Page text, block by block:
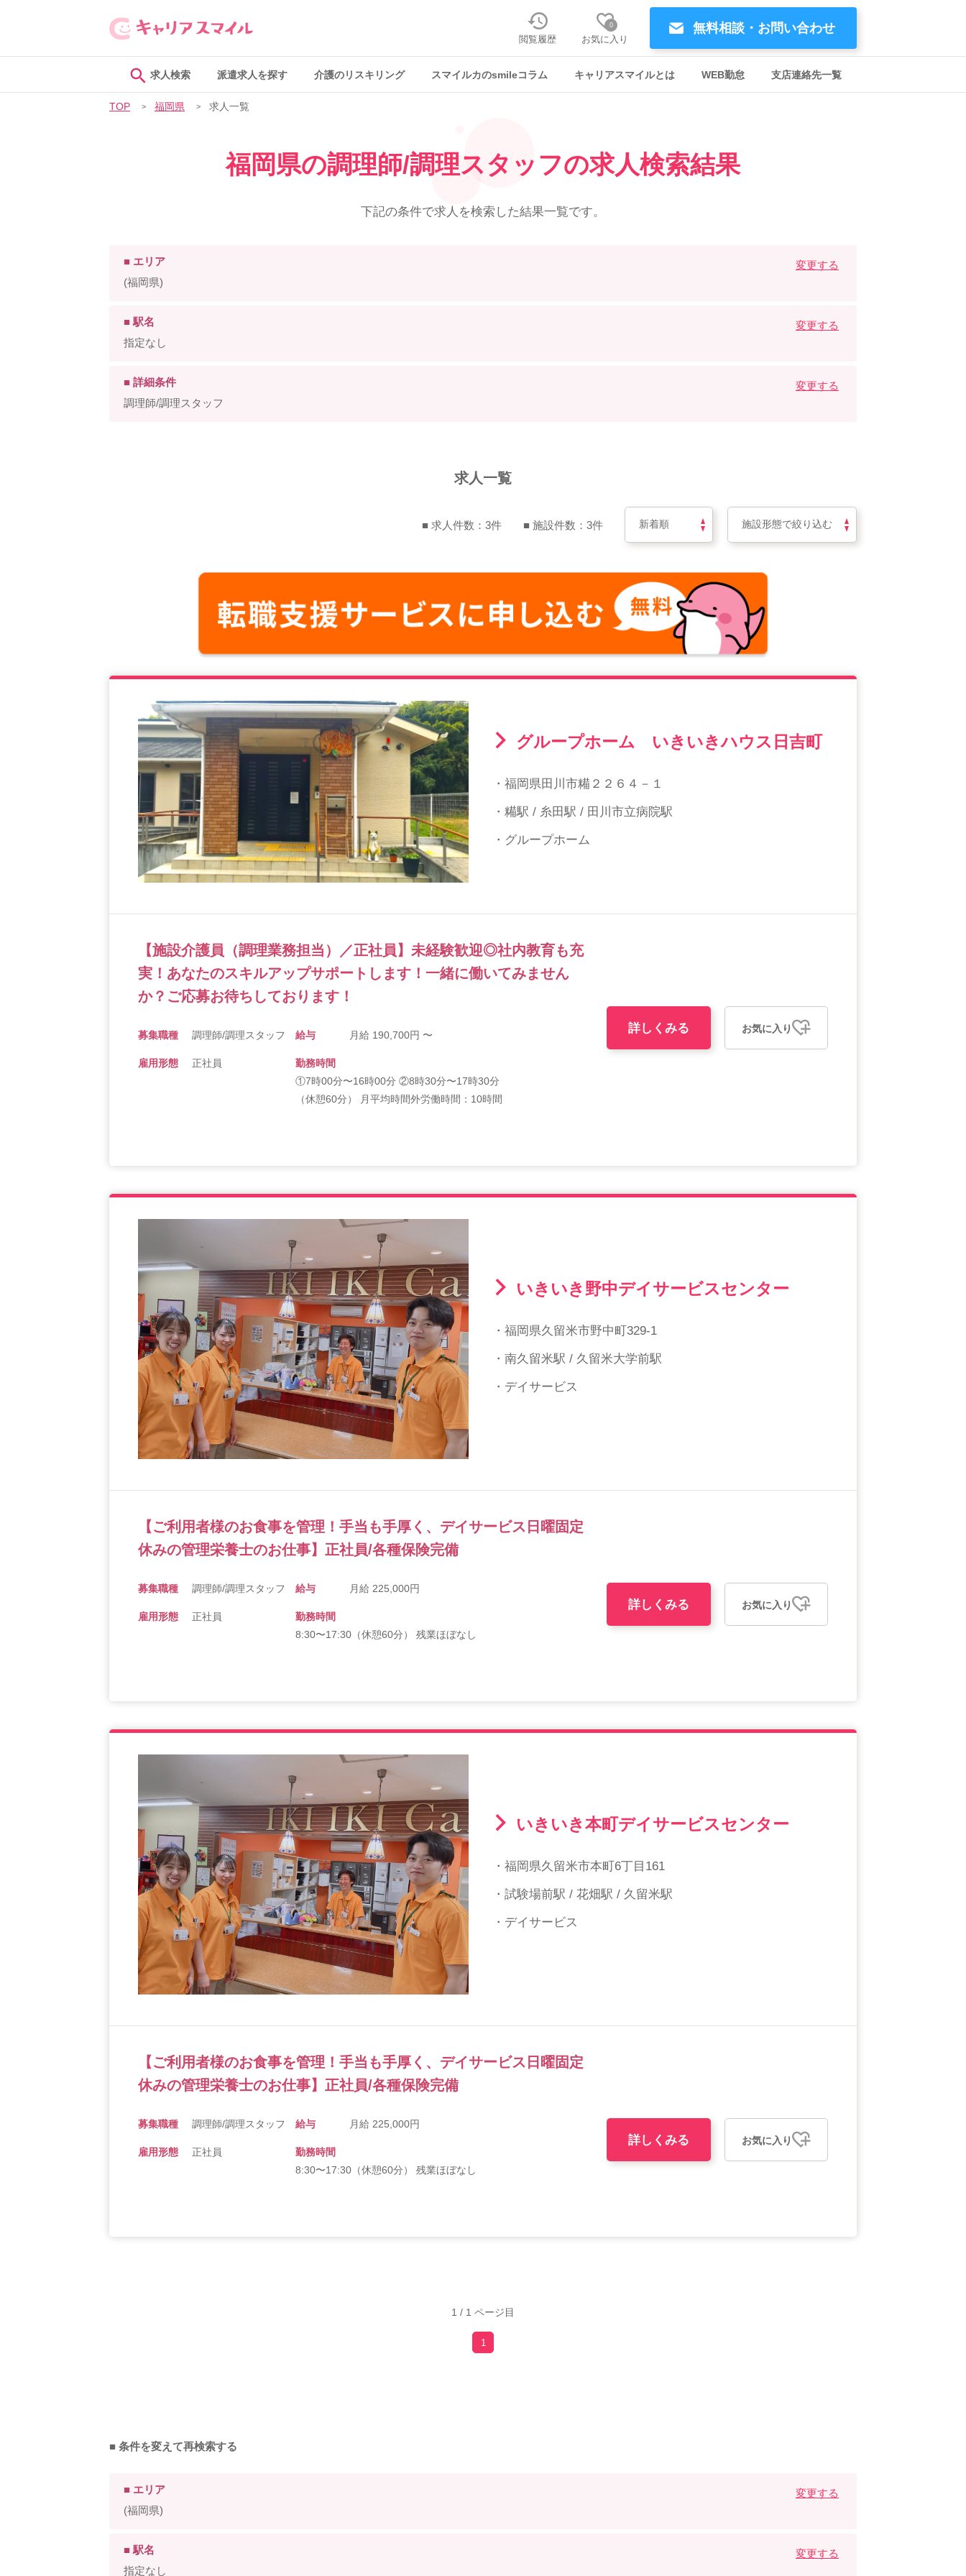
無料相談・お問い合わせ
閲覧履歴
0
お気に入り
求人検索 派遣求人を探す 介護のリスキリング スマイルカのsmileコラム キャリアスマイルとは WEB勤怠 支店連絡先一覧
TOP 福岡県 求人一覧
福岡県の調理師/調理スタッフの求人検索結果
下記の条件で求人を検索した結果一覧です。
■ エリア
(福岡県)
変更する
■ 駅名
指定なし
変更する
■ 詳細条件
調理師/調理スタッフ
変更する
求人一覧
■ 求人件数：3件 ■ 施設件数：3件
グループホーム いきいきハウス日吉町
・福岡県田川市糒２２６４－１
・糒駅 / 糸田駅 / 田川市立病院駅
・グループホーム
【施設介護員（調理業務担当）／正社員】未経験歓迎◎社内教育も充
実！あなたのスキルアップサポートします！一緒に働いてみません
か？ご応募お待ちしております！
募集職種 調理師/調理スタッフ 給与 月給 190,700円 〜
雇用形態 正社員
勤務時間
①7時00分〜16時00分 ②8時30分〜17時30分
（休憩60分） 月平均時間外労働時間：10時間
詳しくみる お気に入り
いきいき野中デイサービスセンター
・福岡県久留米市野中町329-1
・南久留米駅 / 久留米大学前駅
・デイサービス
【ご利用者様のお食事を管理！手当も手厚く、デイサービス日曜固定
休みの管理栄養士のお仕事】正社員/各種保険完備
募集職種 調理師/調理スタッフ 給与 月給 225,000円
雇用形態 正社員
勤務時間
8:30〜17:30（休憩60分） 残業ほぼなし
詳しくみる お気に入り
いきいき本町デイサービスセンター
・福岡県久留米市本町6丁目161
・試験場前駅 / 花畑駅 / 久留米駅
・デイサービス
【ご利用者様のお食事を管理！手当も手厚く、デイサービス日曜固定
休みの管理栄養士のお仕事】正社員/各種保険完備
募集職種 調理師/調理スタッフ 給与 月給 225,000円
雇用形態 正社員
勤務時間
8:30〜17:30（休憩60分） 残業ほぼなし
詳しくみる お気に入り
1 / 1 ページ目
1
■ 条件を変えて再検索する
■ エリア
(福岡県)
変更する
■ 駅名
指定なし
変更する